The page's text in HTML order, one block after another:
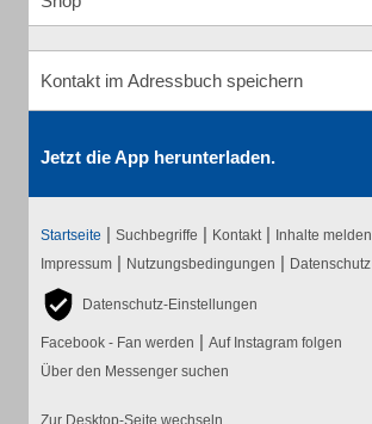
Kontakt im Adressbuch speichern
Jetzt die App herunterladen.
Startseite | Suchbegriffe | Kontakt | Inhalte melden
Impressum | Nutzungsbedingungen | Datenschutz
Datenschutz-Einstellungen
Facebook - Fan werden | Auf Instagram folgen
Über den Messenger suchen
Zur Desktop-Seite wechseln